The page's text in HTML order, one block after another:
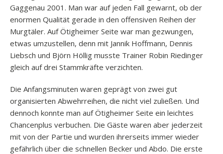
Gaggenau 2001. Man war auf jeden Fall gewarnt, ob der
enormen Qualität gerade in den offensiven Reihen der
Murgtäler. Auf Ötigheimer Seite war man gezwungen,
etwas umzustellen, denn mit Jannik Hoffmann, Dennis
Liebsch und Björn Höllig musste Trainer Robin Riedinger
gleich auf drei Stammkräfte verzichten.
Die Anfangsminuten waren geprägt von zwei gut
organisierten Abwehrreihen, die nicht viel zuließen. Und
dennoch konnte man auf Ötigheimer Seite ein leichtes
Chancenplus verbuchen. Die Gäste waren aber jederzeit
mit von der Partie und wurden ihrerseits immer wieder
gefährlich über die schnellen Becker und Abdo. Die erste